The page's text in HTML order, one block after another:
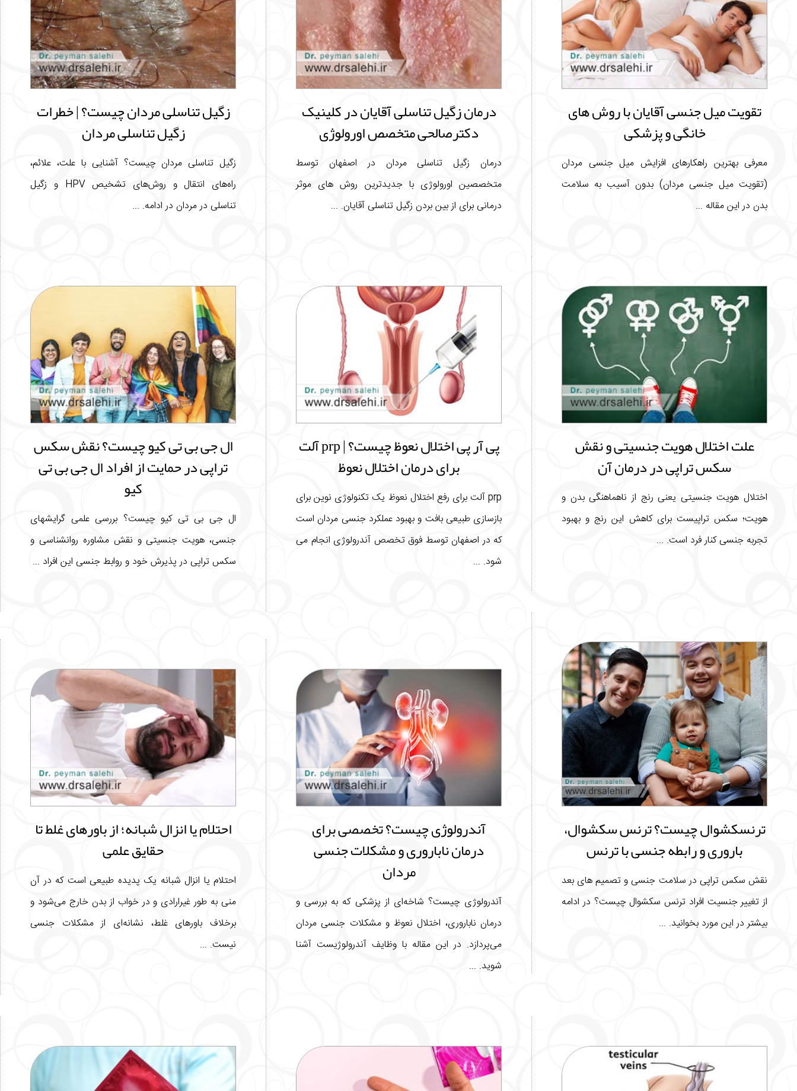
تقویت میل جنسی آقایان با روش های
خانگی و پزشکی
معرفی بهترین راهکارهای افزایش میل جنسی مردان
(تقویت میل جنسی مردان) بدون آسیب به سلامت
بدن در این مقاله ...
درمان زگیل تناسلی آقایان در کلینیک
دکترصالحی متخصص اورولوژی
درمان زگیل تناسلی مردان در اصفهان توسط
متخصصین اورولوژی با جدیدترین روش های موثر
درمانی برای از بین بردن زگیل تناسلی آقایان. ...
زگیل تناسلی مردان چیست؟ | خطرات
زگیل تناسلی مردان
زگیل تناسلی مردان چیست؟ آشنایی با علت، علائم،
راه‌های انتقال و روش‌های تشخیص HPV و زگیل
تناسلی در مردان در ادامه. ...
علت اختلال هویت جنسیتی و نقش
سکس تراپی در درمان آن
اختلال هویت جنسیتی یعنی رنج از ناهماهنگی بدن و
هویت؛ سکس تراپیست برای کاهش این رنج و بهبود
تجربه جنسی کنار فرد است. ...
پی آر پی اختلال نعوظ چیست؟ | prp آلت
برای درمان اختلال نعوظ
prp آلت برای رفع اختلال نعوظ یک تکنولوژی نوین برای
بازسازی طبیعی بافت و بهبود عملکرد جنسی مردان است
که در اصفهان توسط فوق تخصص آندرولوژی انجام می
شود. ...
ال جی بی تی کیو چیست؟ نقش سکس
تراپی در حمایت از افراد ال جی بی تی
کیو
ال جی بی تی کیو چیست؟ بررسی علمی گرایشهای
جنسی، هویت جنسیتی و نقش مشاوره روانشناسی و
سکس تراپی در پذیرش خود و روابط جنسی این افراد ...
ترنسکشوال چیست؟ ترنس سکشوال،
باروری و رابطه جنسی با ترنس
نقش سکس تراپی در سلامت جنسی و تصمیم های بعد
از تغییر جنسیت افراد ترنس سکشوال چیست؟ در ادامه
بیشتر در این مورد بخوانید. ...
آندرولوژی چیست؟ تخصصی برای
درمان ناباروری و مشکلات جنسی
مردان
آندرولوژی چیست؟ شاخه‌ای از پزشکی که به بررسی و
درمان ناباروری، اختلال نعوظ و مشکلات جنسی مردان
می‌پردازد. در این مقاله با وظایف آندرولوژیست آشنا
شوید. ...
احتلام یا انزال شبانه؛ از باورهای غلط تا
حقایق علمی
احتلام یا انزال شبانه یک پدیده طبیعی است که در آن
منی به طور غیرارادی و در خواب از بدن خارج می‌شود و
برخلاف باورهای غلط، نشانه‌ای از مشکلات جنسی
نیست. ...